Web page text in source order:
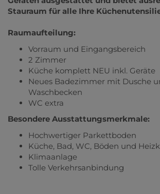
Stauraum für alle Ihre
Raumaufteilung:
Vorraum und Eingangsbereich
2 Zimmer
Küche komplett NEU inkl. Geräte
Neues Badezimmer mit Dusche
Waschbecken
WC extra
Besondere Ausstattungsmerkmale:
Hochwertiger Parkettboden
Küche, Bad, WC, Böden und
Klimaanlage
Tolle Verkehrsanbindung